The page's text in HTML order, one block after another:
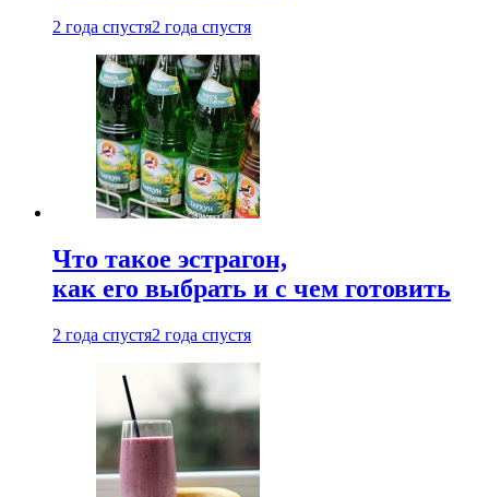
2 года спустя2 года спустя
Что такое эстрагон,
как его выбрать и с чем готовить
2 года спустя2 года спустя